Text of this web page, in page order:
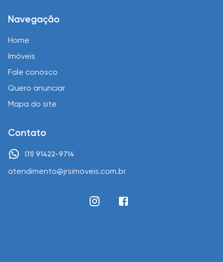
Navegação
Home
Imóveis
Fale conosco
Quero anunciar
Mapa do site
Contato
(11) 91422-9714
atendimento@jrsimoveis.com.br